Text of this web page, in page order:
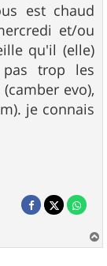
est chaud
et/ou
qu'il (elle)
trop les
evo),
je connais
a